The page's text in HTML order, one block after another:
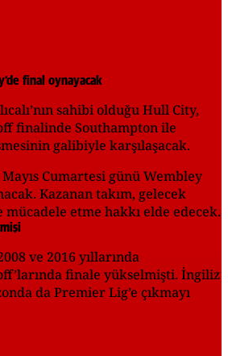
final oynayacak
sahibi olduğu Hull City,
finalinde Southampton ile
galibiyle karşılaşacak.
Cumartesi günü Wembley
Kazanan takım, gelecek
mücadele etme hakkı elde edecek.
ve 2016 yıllarında
finale yükselmişti. İngiliz
da Premier Lig’e çıkmayı